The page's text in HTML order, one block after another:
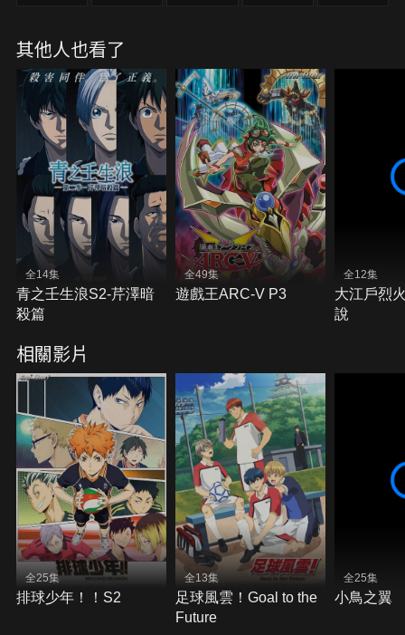
其他人也看了
全14集
青之壬生浪S2-芹澤暗
殺篇
全49集
遊戲王ARC-V P3
全12集
大江戶烈
說
相關影片
全25集
排球少年！！S2
全13集
足球風雲！Goal to the
Future
全25集
小鳥之翼